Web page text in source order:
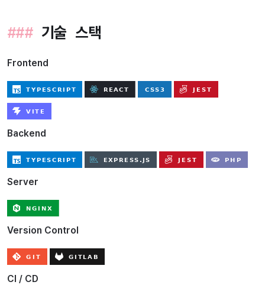
기술 스택
Frontend
Backend
Server
Version Control
CI / CD